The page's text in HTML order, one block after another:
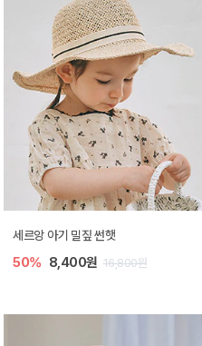
세르앙 아기 밀짚 썬햇
50% 8,400원 16,800원